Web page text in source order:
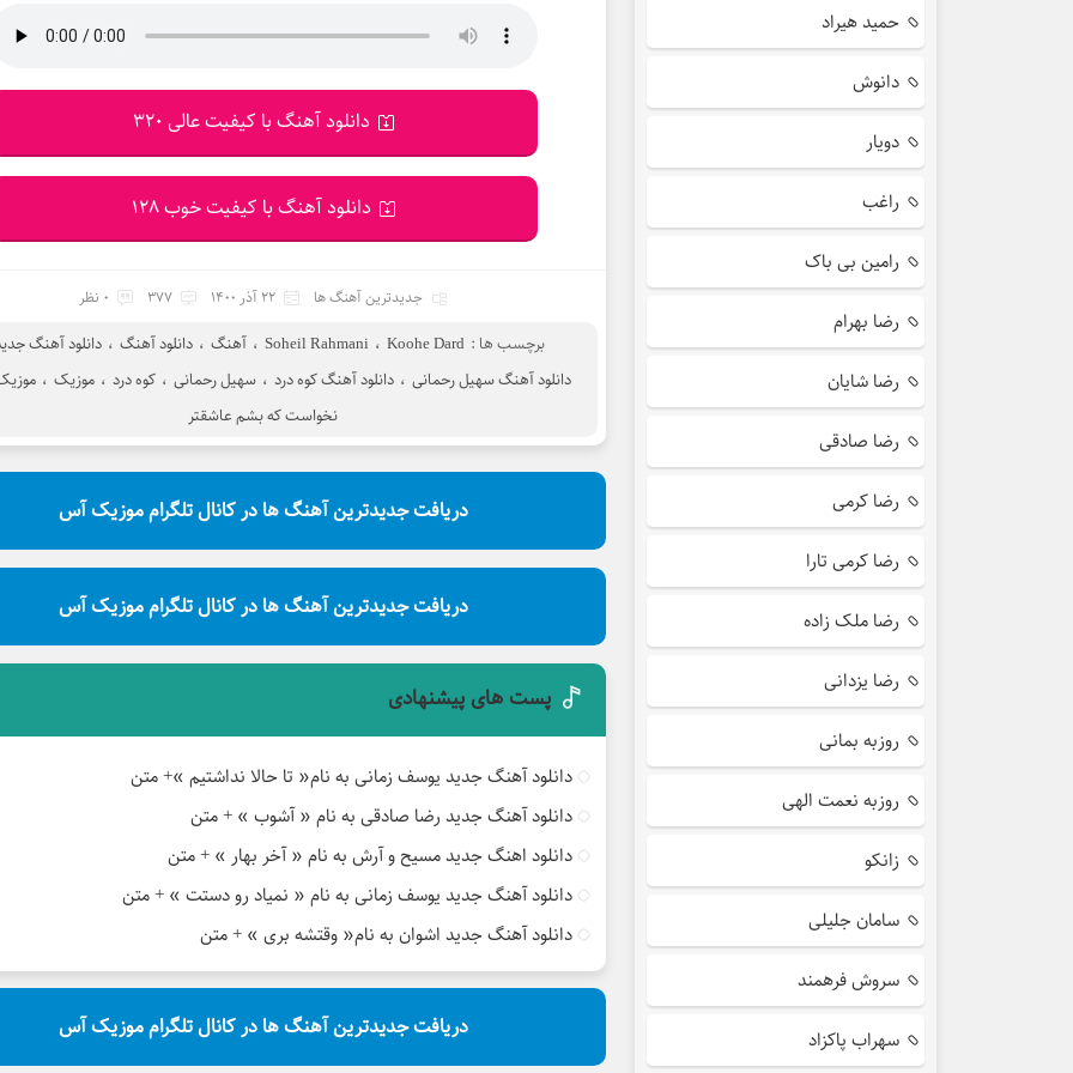
دانلود آهنگ با کیفیت عالی 320
دانلود آهنگ با کیفیت خوب 128
جدیدترین آهنگ ها 22 آذر 1400 377 0 نظر
برچسب ها : Koohe Dard ، Soheil Rahmani ، آهنگ ، دانلود آهنگ ، دانلود آهنگ
دانلود آهنگ سهیل رحمانی ، دانلود آهنگ کوه درد ، سهیل رحمانی ، کوه درد ، موزیک ،
نخواست که بشم عاشقتر
دریافت جدیدترین آهنگ ها در کانال تلگرام موزیک آس
دریافت جدیدترین آهنگ ها در کانال تلگرام موزیک آس
پست های پیشنهادی
دانلود آهنگ جدید یوسف زمانی به نام« تا حالا نداشتیم »+ متن
دانلود آهنگ جدید رضا صادقی به نام « آشوب » + متن
دانلود اهنگ جدید مسیح و آرش به نام « آخر بهار » + متن
دانلود آهنگ جدید یوسف زمانی به نام « نمیاد رو دستت » + متن
دانلود آهنگ جدید اشوان به نام« وقتشه بری » + متن
دریافت جدیدترین آهنگ ها در کانال تلگرام موزیک آس
حمید هیراد
دانوش
دویار
راغب
رامین بی باک
رضا بهرام
رضا شایان
رضا صادقی
رضا کرمی
رضا کرمی تارا
رضا ملک زاده
رضا یزدانی
روزبه بمانی
روزبه نعمت الهی
زانکو
سامان جلیلی
سروش فرهمند
سهراب پاکزاد